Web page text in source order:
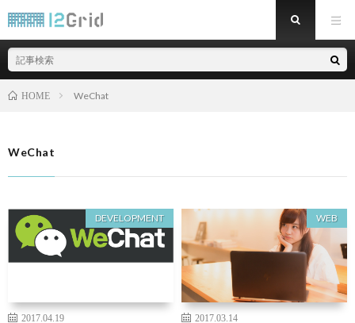
HOME WeChat
WeChat
DEVELOPMENT
2017.04.19
WEB
2017.03.14